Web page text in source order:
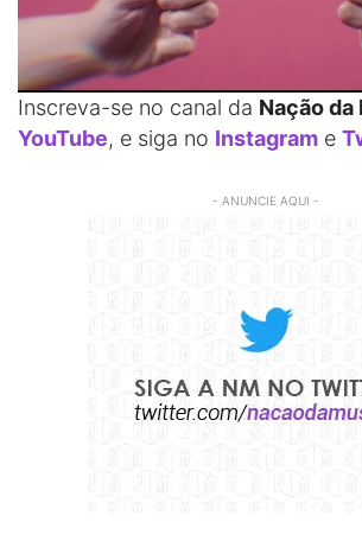
Inscreva-se no canal da Nação da
YouTube, e siga no Instagram e
- ANUNCIE AQUI -